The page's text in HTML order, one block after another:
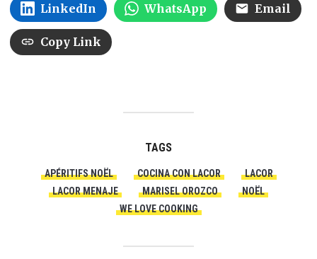
LinkedIn WhatsApp Email
Copy Link
TAGS
APÉRITIFS NOËL COCINA CON LACOR
LACOR
LACOR MENAJE
MARISEL OROZCO
NOËL
WE LOVE COOKING